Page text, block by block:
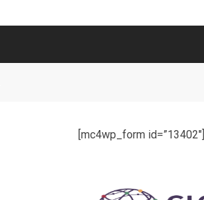
[mc4wp_form id=”13402″]